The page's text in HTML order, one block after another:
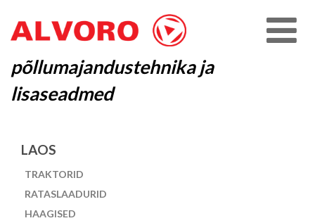
põllumajandustehnika ja
lisaseadmed
LAOS
TRAKTORID
RATASLAADURID
HAAGISED